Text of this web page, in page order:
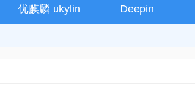
优麒麟 ukylin Deepin